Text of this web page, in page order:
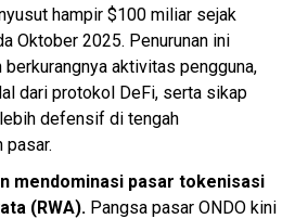
hampir $100 miliar sejak
Oktober 2025. Penurunan ini
berkurangnya aktivitas pengguna,
dari protokol DeFi, serta sikap
defensif di tengah
pasar.
mendominasi pasar tokenisasi
(RWA). Pangsa pasar ONDO kini